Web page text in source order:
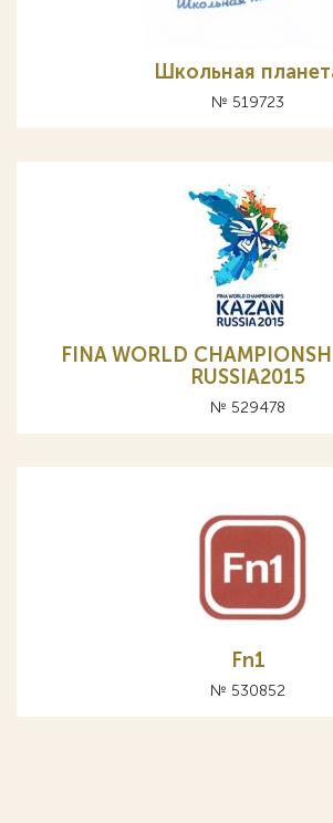
Школьная
№ 519723
FINA WORLD
RUSSIA2015
№ 529478
Fn1
№ 530852